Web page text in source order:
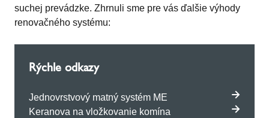
suchej prevádzke. Zhrnuli sme pre vás ďalšie výhody
renovačného systému:
Rýchle odkazy
Jednovrstvový matný systém ME
Keranova na vložkovanie komína